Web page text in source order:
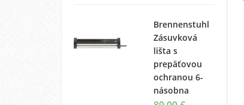
Brennenstuhl
Zásuvková
lišta s
prepäťovou
ochranou 6-
násobna